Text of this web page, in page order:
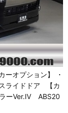
ーオプション】 ・
ライドドア 【カ
ラーVer.Ⅳ ABS20